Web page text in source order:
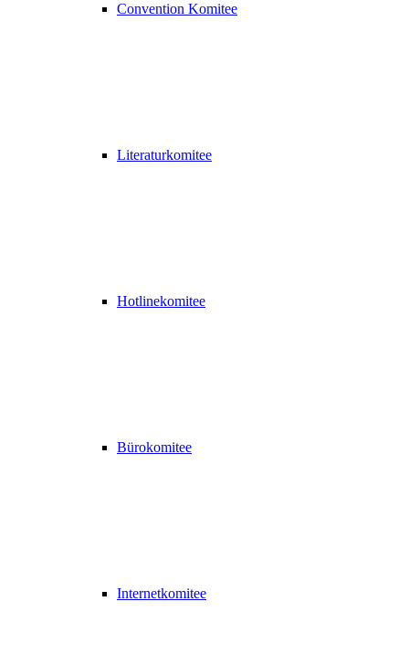
Convention Komitee
Literaturkomitee
Hotlinekomitee
Bürokomitee
Internetkomitee